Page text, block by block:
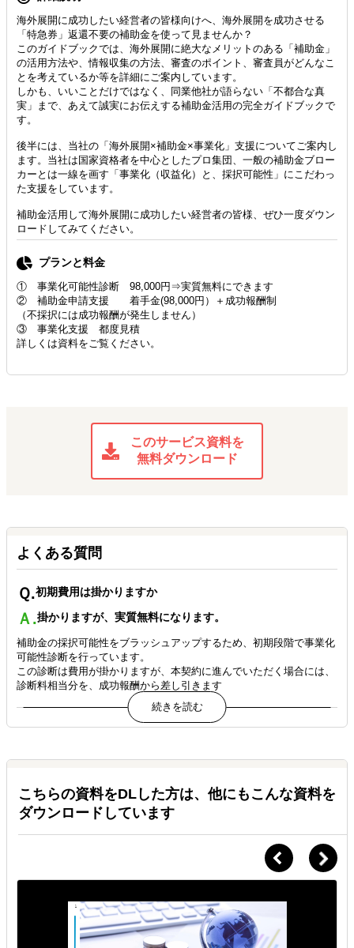
海外展開に成功したい経営者の皆様向けへ、海外展開を成功させる
「特急券」返還不要の補助金を使って見ませんか？
このガイドブックでは、海外展開に絶大なメリットのある「補助金」
の活用方法や、情報収集の方法、審査のポイント、審査員がどんなこ
とを考えているか等を詳細にご案内しています。
しかも、いいことだけではなく、同業他社が語らない「不都合な真
実」まで、あえて誠実にお伝えする補助金活用の完全ガイドブックで
す。
後半には、当社の「海外展開×補助金×事業化」支援についてご案内し
ます。当社は国家資格者を中心としたプロ集団、一般の補助金ブロー
カーとは一線を画す「事業化（収益化）と、採択可能性」にこだわっ
た支援をしています。
補助金活用して海外展開に成功したい経営者の皆様、ぜひ一度ダウン
ロードしてみてください。
プランと料金
① 事業化可能性診断 98,000円⇒実質無料にできます
② 補助金申請支援 着手金(98,000円）＋成功報酬制
（不採択には成功報酬が発生しません）
③ 事業化支援 都度見積
詳しくは資料をご覧ください。
このサービス資料を
無料ダウンロード
よくある質問
Ｑ.初期費用は掛かりますか
Ａ.掛かりますが、実質無料になります。
補助金の採択可能性をブラッシュアップするため、初期段階で事業化
可能性診断を行っています。
この診断は費用が掛かりますが、本契約に進んでいただく場合には、
診断料相当分を、成功報酬から差し引きます
Ｑ.多額の報酬を要求されそうで怖いです
Ａ.
はありませんのでご安心ください。
成功報酬も本契約に進む前に、お見積りを提示し、契約書を作成しま
すので、ご安心ください。
補助金に不採択になった場合はどうなりますか
不採択になった場合は、着手金のみいただきます。（事業化可能性診
断を依頼されていた場合は、着手金も不要です）
再申請を依頼される場合は、不採択原因を分析して、再申請をサポー
こちらの資料をDLした方は、他にもこんな資料を
ダウンロードしています